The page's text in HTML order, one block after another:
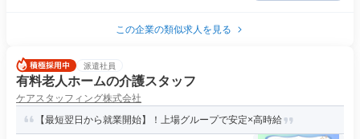
この企業の類似求人を見る
派遣社員
有料老人ホームの介護スタッフ
ケアスタッフィング株式会社
【最短翌日から就業開始】！上場グループで安定×高時給